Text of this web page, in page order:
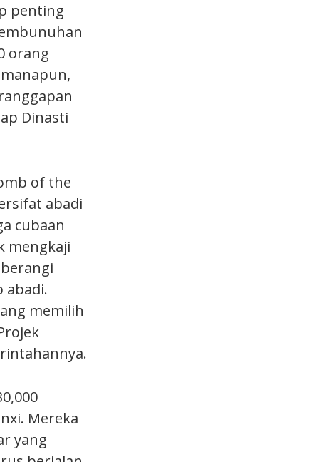
penting
orang
Dinasti
of the
abadi
cubaan
mengkaji
abadi.
memilih
Mereka
yang